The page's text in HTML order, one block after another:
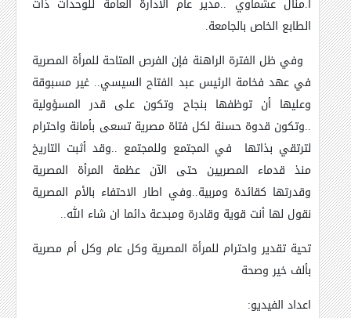
ا.منال عشماوي ..مدير عام الادارة العامة للوحدات ذات
الطابع الخاص بالجامعة.
وفي ظل الفترة الراهنة فإن الفرص المتاحة للمرأة المصرية
في عهد فخامة الرئيس عبد الفتاح السيسي.. غير مسبوقة
وعليها أن توظفها بنجاح وتكون على قدر المسؤولية
..وتكون قدوة حسنة لكل فتاة مصرية تسعى بأمانة واحترام
لترتقي بذاتها في المجتمع وللمجتمع ..وقد أثبت التاريخ
منذ قدماء المصريين حتى الآن عظمة المرأة المصرية
وقدرتها كقائدة ومربية..وفي اطار الاحتفاء بالأم المصرية
نقول لها أنت قوية وقادرة ومبدعة دائما ان شاء الله..
تحية تقدير واحترام للمرأة المصرية وكل عام وكل أم مصرية
بألف خير وصحة
اعداد الفيديو: